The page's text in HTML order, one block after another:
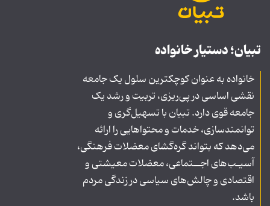
تبیان؛ دستیار خانواده
خانواده به عنوان کوچکترین سلول یک جامعه
نقشی اساسی در پی‌ریزی، تربیت و رشد یک
جامعه قوی دارد. تبیان با تسهیل‌گری و
توانمندسازی، خدمات و محتواهایی را ارائه
می‌دهد که بتواند گره‌گشای معضلات فرهنگی،
آسیـب‌های اجــتماعی، معضلات معیشتی و
اقتصادی و چالش‌های سیاسی در زندگی مردم
باشد.